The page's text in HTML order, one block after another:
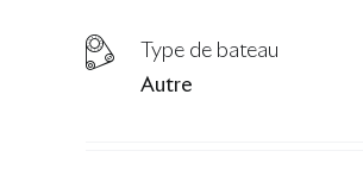
Type de bateau
Autre